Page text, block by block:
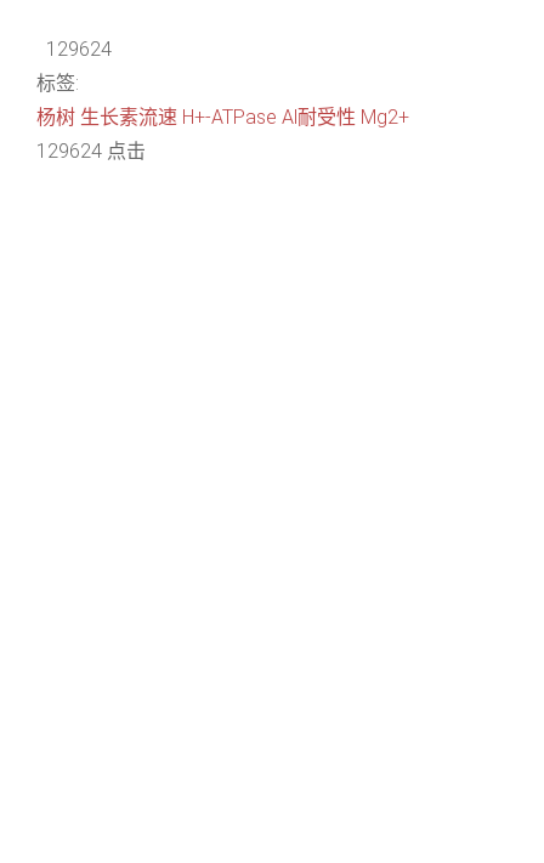
129624
标签:
杨树 生长素流速 H+-ATPase Al耐受性 Mg2+
129624 点击